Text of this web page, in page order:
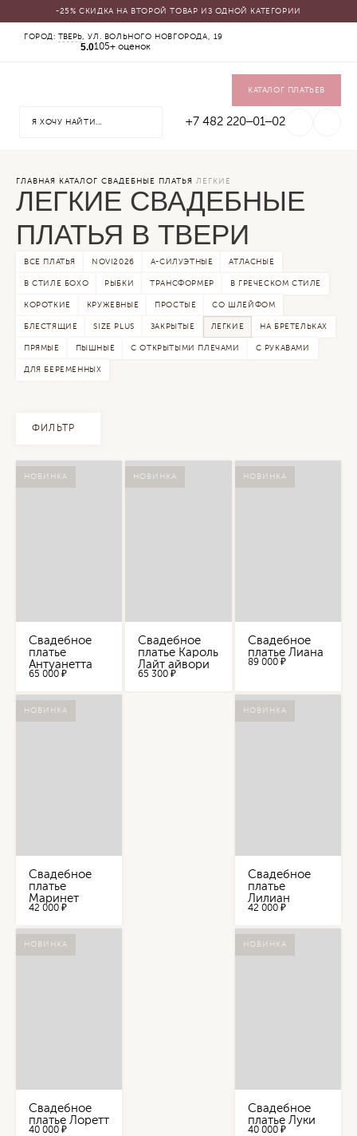
-25% СКИДКА НА ВТОРОЙ ТОВАР ИЗ ОДНОЙ КАТЕГОРИИ
ГОРОД: ТВЕРЬ , УЛ. ВОЛЬНОГО НОВГОРОДА, 19
5.0105+ оценок
КАТАЛОГ ПЛАТЬЕВ
+7 482 220‒01‒02
ГЛАВНАЯ КАТАЛОГ СВАДЕБНЫЕ ПЛАТЬЯ ЛЕГКИЕ
ЛЕГКИЕ СВАДЕБНЫЕ
ПЛАТЬЯ В ТВЕРИ
ВСЕ ПЛАТЬЯ NOVI2026 А-СИЛУЭТНЫЕ АТЛАСНЫЕ
В СТИЛЕ БОХО РЫБКИ ТРАНСФОРМЕР В ГРЕЧЕСКОМ СТИЛЕ
КОРОТКИЕ КРУЖЕВНЫЕ ПРОСТЫЕ СО ШЛЕЙФОМ
БЛЕСТЯЩИЕ SIZE PLUS ЗАКРЫТЫЕ ЛЕГКИЕ НА БРЕТЕЛЬКАХ
ПРЯМЫЕ ПЫШНЫЕ С ОТКРЫТЫМИ ПЛЕЧАМИ С РУКАВАМИ
ДЛЯ БЕРЕМЕННЫХ
ФИЛЬТР
НОВИНКА
Свадебное
платье
Антуанетта
65 000 ₽
НОВИНКА
Свадебное
платье Кароль
Лайт айвори
65 300 ₽
НОВИНКА
Свадебное
платье Лиана
89 000 ₽
НОВИНКА
Свадебное
платье
Маринет
42 000 ₽
НОВИНКА
Свадебное
платье
Лилиан
42 000 ₽
НОВИНКА
Свадебное
платье Лоретт
40 000 ₽
НОВИНКА
Свадебное
платье Луки
40 000 ₽
КАТАЛОГ
СВАДЕБНЫЕ ПЛАТЬЯ
УКРАШЕНИЯ